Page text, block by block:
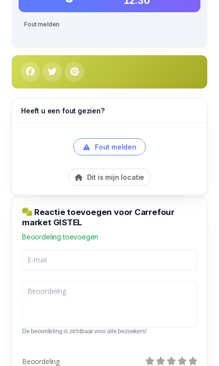
Fout melden
Heeft u een fout gezien?
Fout melden
Dit is mijn locatie
Reactie toevoegen voor Carrefour
market GISTEL
Beoordeling toevoegen
De beoordeling is zichtbaar voor alle bezoekers!
Beoordeling